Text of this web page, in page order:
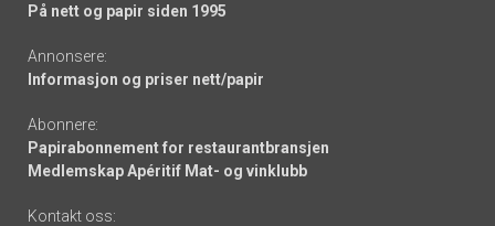
På nett og papir siden 1995
Annonsere:
Informasjon og priser nett/papir
Abonnere:
Papirabonnement for restaurantbransjen
Medlemskap Apéritif Mat- og vinklubb
Kontakt oss: